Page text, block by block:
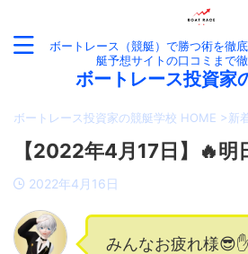
ボートレース（競艇）で勝つ術を徹
艇予想サイトの口コミまで
ボートレース投資家
ボートレース投資家の競艇学校 HOME >新
【2022年4月17日】🔥明
2022年4月16日
みんなお疲れ様😎✋